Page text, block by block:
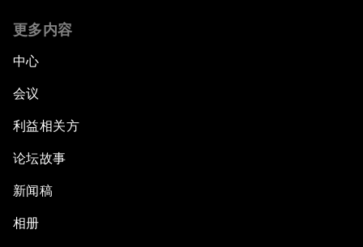
更多内容
中心
会议
利益相关方
论坛故事
新闻稿
相册